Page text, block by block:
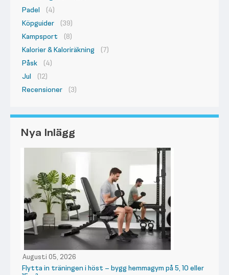
Padel
(4)
Köpguider
(39)
Kampsport
(8)
Kalorier & Kaloriräkning
(7)
Påsk
(4)
Jul
(12)
Recensioner
(3)
Nya Inlägg
Augusti 05, 2026
Flytta in träningen i höst – bygg hemmagym på 5, 10 eller